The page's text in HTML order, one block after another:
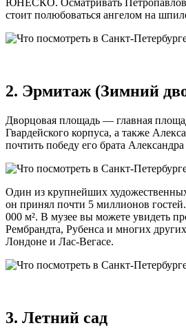
ЮНЕСКО. Осматривать
стоит полюбоваться ангелом на
2. Эрмитаж (Зимний
Дворцовая площадь — главная
Гвардейского корпуса, а также
почтить победу его брата
Один из крупнейших
он принял почти 5 миллионов
000 м². В музее вы можете увидеть
Рембрандта, Рубенса и многих
Лондоне и Лас-Вегасе.
3. Летний сад